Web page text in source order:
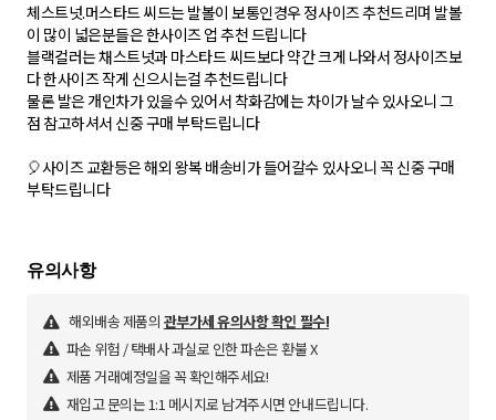
체스트넛.머스타드 씨드는 발볼이 보통인경우 정사이즈 추천드리며 발볼
이 많이 넓은분들은 한사이즈 업 추천 드립니다
블랙컬러는 채스트넛과 마스타드 씨드보다 약간 크게 나와서 정사이즈보
다 한사이즈 작게 신으시는걸 추천드립니다
물론 발은 개인차가 있을수 있어서 착화감에는 차이가 날수 있사오니 그
점 참고하셔서 신중 구매 부탁드립니다
🎈사이즈 교환등은 해외 왕복 배송비가 들어갈수 있사오니 꼭 신중 구매
부탁드립니다
유의사항
해외배송 제품의 관부가세 유의사항 확인 필수!
파손 위험 / 택배사 과실로 인한 파손은 환불 X
제품 거래예정일을 꼭 확인해주세요!
재입고 문의는 1:1 메시지로 남겨주시면 안내드립니다.